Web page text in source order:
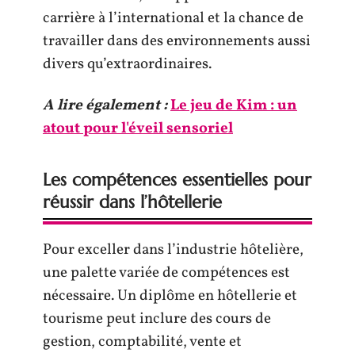
carrière à l’international et la chance de
travailler dans des environnements aussi
divers qu’extraordinaires.
A lire également :Le jeu de Kim : un
atout pour l'éveil sensoriel
Les compétences essentielles pour
réussir dans l’hôtellerie
Pour exceller dans l’industrie hôtelière,
une palette variée de compétences est
nécessaire. Un diplôme en hôtellerie et
tourisme peut inclure des cours de
gestion, comptabilité, vente et